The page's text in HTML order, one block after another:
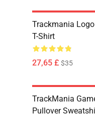
Trackmania
T-Shirt
27,65 £ $35
TrackMania
Pullover